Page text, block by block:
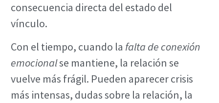
consecuencia directa del estado del
vínculo.
Con el tiempo, cuando la falta de conexión
emocionalse mantiene, la relación se
vuelve más frágil. Pueden aparecer crisis
más intensas, dudas sobre la relación, la